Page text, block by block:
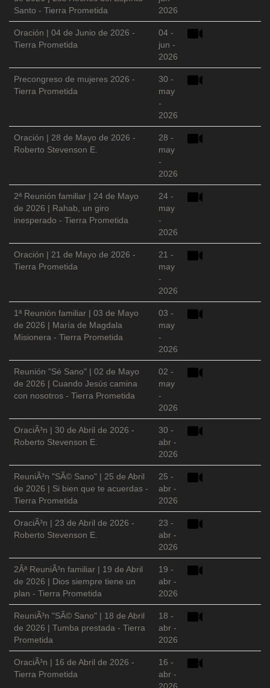
Santo - Tierra Prometida
2026
Oración | 04 de Junio de 2026 -
Tierra Prometida
04 -
jun -
2026
Precongreso de mujeres 2026 -
Tierra Prometida
30 -
may
-
2026
Oración | 28 de Mayo de 2026 -
Roberto Stevenson E.
28 -
may
-
2026
2ª Reunión familiar | 24 de Mayo
de 2026 | Rahab, un giro
inesperado - Tierra Prometida
24 -
may
-
2026
Oración | 21 de Mayo de 2026 -
Tierra Prometida
21 -
may
-
2026
1ª Reunión familiar | 03 de Mayo
de 2026 | María de Magdala
Misionera - Tierra Prometida
03 -
may
-
2026
Reunión "Sé Sano" | 02 de Mayo
de 2026 | Cuando Jesús camina
con nosotros - Tierra Prometida
02 -
may
-
2026
OraciÃ³n | 30 de Abril de 2026 -
Roberto Stevenson E.
30 -
abr -
2026
ReuniÃ³n "SÃ© Sano" | 25 de Abril
de 2026 | Si bien que te acuerdas -
Tierra Prometida
25 -
abr -
2026
OraciÃ³n | 23 de Abril de 2026 -
Roberto Stevenson E.
23 -
abr -
2026
2Âª ReuniÃ³n familiar | 19 de Abril
de 2026 | Dios siempre tiene un
plan - Tierra Prometida
19 -
abr -
2026
ReuniÃ³n "SÃ© Sano" | 18 de Abril
de 2026 | Tumba prestada - Tierra
Prometida
18 -
abr -
2026
OraciÃ³n | 16 de Abril de 2026 -
Tierra Prometida
16 -
abr -